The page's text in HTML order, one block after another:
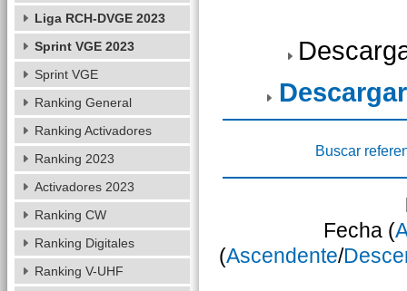
Buscar
Fecha (
(Ascendente/
Liga RCH-DVGE 2023
Sprint VGE 2023
Sprint VGE
Ranking General
Ranking Activadores
Ranking 2023
Activadores 2023
Ranking CW
Ranking Digitales
Ranking V-UHF